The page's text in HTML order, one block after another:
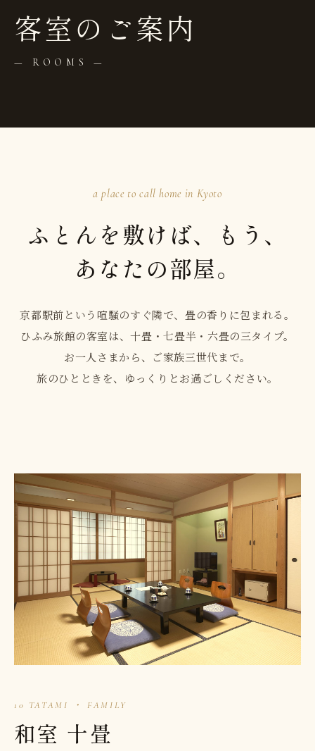
客室のご案内
— ROOMS —
a place to call home in Kyoto
ふとんを敷けば、もう、
あなたの部屋。
京都駅前という喧騒のすぐ隣で、畳の香りに包まれる。
ひふみ旅館の客室は、十畳・七畳半・六畳の三タイプ。
お一人さまから、ご家族三世代まで。
旅のひとときを、ゆっくりとお過ごしください。
10 TATAMI ・ FAMILY
和室 十畳